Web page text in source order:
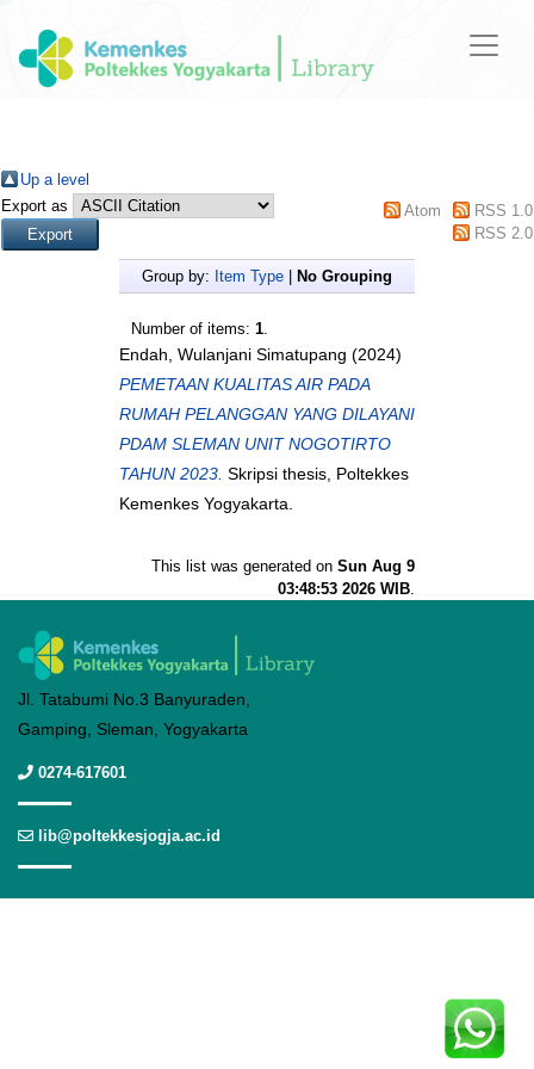
Up a level
Export as
Atom
RSS 1.0
RSS 2.0
Group by: Item Type No Grouping
Number of items: 1.
Endah, Wulanjani Simatupang (2024)
PEMETAAN KUALITAS AIR PADA
RUMAH PELANGGAN YANG DILAYANI
PDAM SLEMAN UNIT NOGOTIRTO
TAHUN 2023. Skripsi thesis, Poltekkes
Kemenkes Yogyakarta.
This list was generated on Sun Aug 9
03:48:53 2026 WIB.
Jl. Tatabumi No.3 Banyuraden,
Gamping, Sleman, Yogyakarta
0274-617601
lib@poltekkesjogja.ac.id